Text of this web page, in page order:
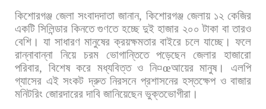
কিশোরগঞ্জ জেলা সংবাদদাতা জানান, কিশোরগঞ্জ জেলায় ১২ কেজির
একটি সিলিন্ডার কিনতে গুণতে হচ্ছে দুই হাজার ২০০ টাকা বা তারও
বেশি। যা সাধারণ মানুষের ক্রয়ক্ষমতার বাইরে চলে যাচ্ছে। ফলে
রান্নাবান্না
নিয়ে চরম ভোগান্তিতে পড়েছেন জেলার
হাজারো
পরিবার, বিশেষ করে মধ্যবিত্ত ও নি¤œআয়ের মানুষ।
এলপি
গ্যাসের এই সংকট দ্রুত নিরসনে প্রশাসনের হস্তক্ষেপ ও বাজার
মনিটরিং জোরদারের দাবি জানিয়েছেন ভুক্তভোগীরা।